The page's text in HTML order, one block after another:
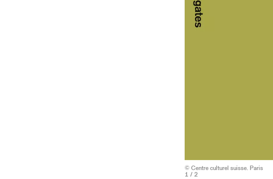
© Centre culturel suisse. Paris
1 / 2